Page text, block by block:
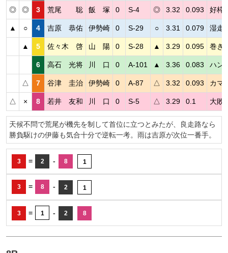
◎ ◎ 3 荒尾 聡 飯 塚 0 S-4 ◎ 3.32 0.093 好枠
▲ ○ 4 吉原 恭佑 伊勢崎 0 S-29 ○ 3.31 0.079 湿走
▲ 5 佐々木 啓 山 陽 0 S-28 ▲ 3.29 0.095 巻き
6 高石 光将 川 口 0 A-101 ▲ 3.36 0.083 ハン
△ 7 谷津 圭治 伊勢崎 0 A-87 △ 3.32 0.093 カマ
△ × 8 若井 友和 川 口 0 S-5 △ 3.29 0.1 大敗
天候不問で荒尾が機先を制して首位に立つとみたが、良走路なら
勝負駆けの伊藤も気合十分で逆転一考。雨は吉原が次位一番手。
3 = 2 - 8 1
3 = 8 - 2 1
3 = 1 - 2 8